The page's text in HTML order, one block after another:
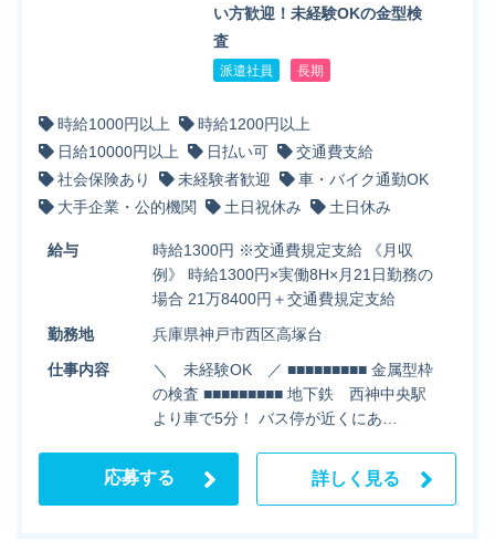
い方歓迎！未経験OKの金型検
査
派遣社員 長期
時給1000円以上
時給1200円以上
日給10000円以上
日払い可
交通費支給
社会保険あり
未経験者歓迎
車・バイク通勤OK
大手企業・公的機関
土日祝休み 土日休み
給与
時給1300円 ※交通費規定支給 《月収
例》 時給1300円×実働8H×月21日勤務の
場合 21万8400円＋交通費規定支給
勤務地
兵庫県神戸市西区高塚台
仕事内容
＼ 未経験OK ／ ■■■■■■■■■ 金属型枠
の検査 ■■■■■■■■■ 地下鉄 西神中央駅
より車で5分！ バス停が近くにあ…
応募する 詳しく見る